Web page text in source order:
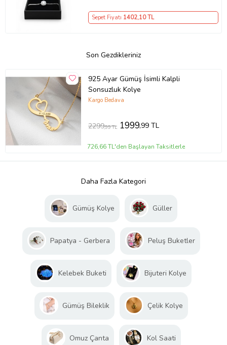
Sepet Fiyatı 1402,10 TL
Son Gezdikleriniz
925 Ayar Gümüş İsimli Kalpli
Sonsuzluk Kolye
Kargo Bedava
2299,99 TL 1999,99 TL
726,66 TL'den Başlayan Taksitlerle
Daha Fazla Kategori
Gümüş Kolye Güller
Papatya - Gerbera Peluş Buketler
Kelebek Buketi Bijuteri Kolye
Gümüş Bileklik Çelik Kolye
Omuz Çanta Kol Saati